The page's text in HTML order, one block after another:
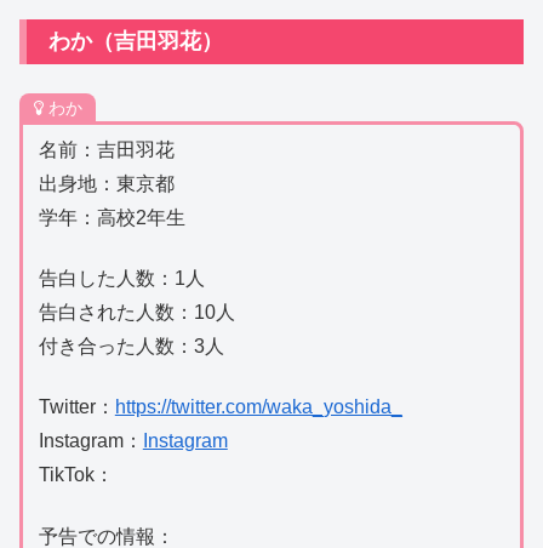
わか（吉田羽花）
わか
名前：吉田羽花
出身地：東京都
学年：高校2年生
告白した人数：1人
告白された人数：10人
付き合った人数：3人
Twitter： https://twitter.com/waka_yoshida_
Instagram：
Instagram
TikTok：
予告での情報：